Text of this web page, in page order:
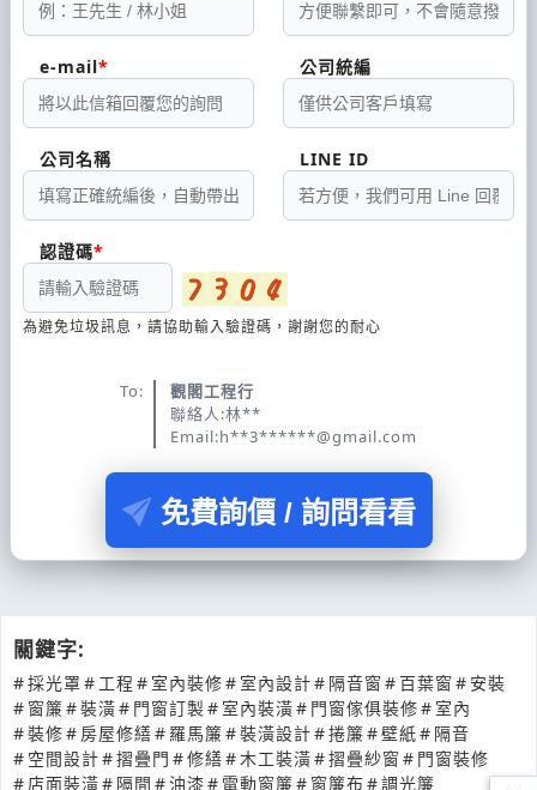
e-mail 公司統編
公司名稱 LINE ID
認證碼
為避免垃圾訊息，請協助輸入驗證碼，謝謝您的耐心
To:
觀閣工程行
聯絡人:林**
Email:h**3******@gmail.com
免費詢價 / 詢問看看
關鍵字:
#採光罩# 工程 # 室內裝修# 室內設計# 隔音窗# 百葉窗# 安裝
# 窗簾#裝潢# 門窗訂製# 室內裝潢# 門窗傢俱裝修# 室內
#裝修# 房屋修繕# 羅馬簾#裝潢設計#捲簾#壁紙# 隔音
# 空間設計#摺疊門 #修繕#木工裝潢#摺疊紗窗# 門窗裝修
# 店面裝潢# 隔間 #油漆# 電動窗簾# 窗簾布#調光簾